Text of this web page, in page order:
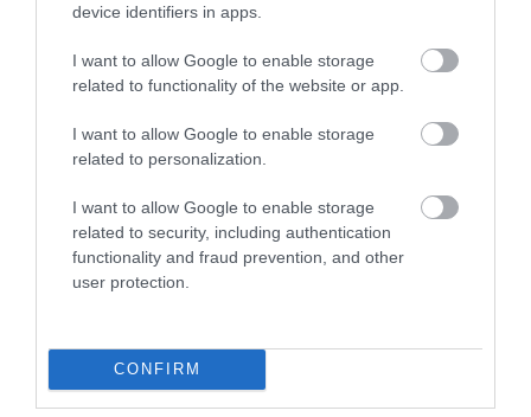
device identifiers in apps.
I want to allow Google to enable storage
related to functionality of the website or app.
I want to allow Google to enable storage
related to personalization.
I want to allow Google to enable storage
related to security, including authentication
functionality and fraud prevention, and other
user protection.
CONFIRM
Διαθέσιμο
prev
next
ΠΡΟΤΕΙΝΕΙ